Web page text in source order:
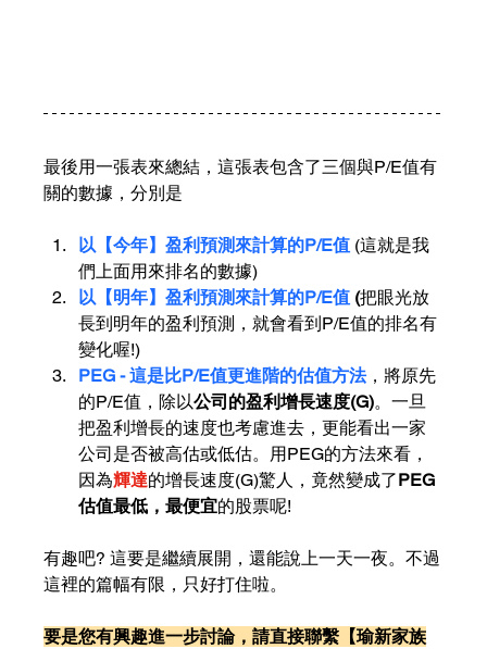
最後用一張表來總結，這張表包含了三個與P/E值有
關的數據，分別是
以【今年】盈利預測來計算的P/E值 (這就是我
們上面用來排名的數據)
以【明年】盈利預測來計算的P/E值 (把眼光放
長到明年的盈利預測，就會看到P/E值的排名有
變化喔!)
PEG - 這是比P/E值更進階的估值方法，將原先
的P/E值，除以公司的盈利增長速度(G)。一旦
把盈利增長的速度也考慮進去，更能看出一家
公司是否被高估或低估。用PEG的方法來看，
因為輝達的增長速度(G)驚人，竟然變成了PEG
估值最低，最便宜的股票呢!
有趣吧? 這要是繼續展開，還能說上一天一夜。不過
這裡的篇幅有限，只好打住啦。
要是您有興趣進一步討論，請直接聯繫【瑜新家族